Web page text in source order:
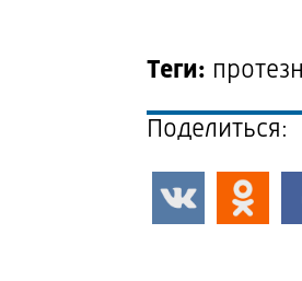
Теги:
Поделиться: